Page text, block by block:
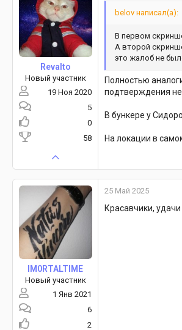
Revalto
Новый участник
19 Ноя 2020
5
0
58
belov написал(а):
В первом
А второй
это жалоб не
Полностью
подтверждения
В бункере у
На локации в
IM0RTALTIME
Новый участник
1 Янв 2021
6
2
25 Май 2025
Красавчики,